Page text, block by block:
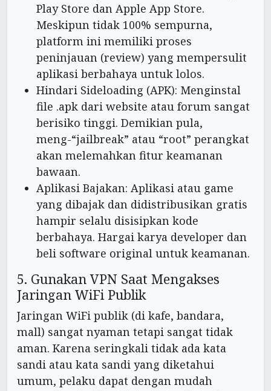
Play Store dan Apple App Store.
Meskipun tidak 100% sempurna,
platform ini memiliki proses
peninjauan (review) yang mempersulit
aplikasi berbahaya untuk lolos.
Hindari Sideloading (APK): Menginstal
file .apk dari website atau forum sangat
berisiko tinggi. Demikian pula,
meng-“jailbreak” atau “root” perangkat
akan melemahkan fitur keamanan
bawaan.
Aplikasi Bajakan: Aplikasi atau game
yang dibajak dan didistribusikan gratis
hampir selalu disisipkan kode
berbahaya. Hargai karya developer dan
beli software original untuk keamanan.
5. Gunakan VPN Saat Mengakses
Jaringan WiFi Publik
Jaringan WiFi publik (di kafe, bandara,
mall) sangat nyaman tetapi sangat tidak
aman. Karena seringkali tidak ada kata
sandi atau kata sandi yang diketahui
umum, pelaku dapat dengan mudah